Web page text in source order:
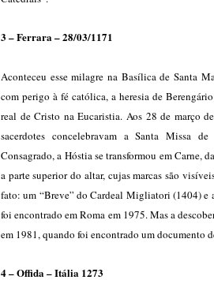
3 – Ferrara – 28/03/1171
Aconteceu esse milagre na Basílica de Santa
com perigo à fé católica, a heresia de
real de Cristo na Eucaristia. Aos 28 de março
sacerdotes concelebravam a Santa Missa
Consagrado, a Hóstia se transformou em Carne,
a parte superior do altar, cujas marcas são
fato: um “Breve” do Cardeal Migliatori (1404)
foi encontrado em Roma em 1975. Mas a
em 1981, quando foi encontrado um documento
4 – Offida – Itália 1273